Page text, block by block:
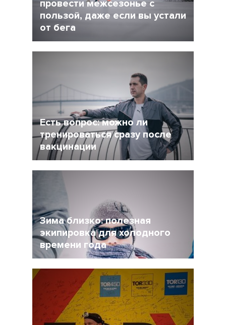
провести межсезонье с
пользой, даже если вы устали
от бега
сезона у многих возникает вопрос: как
сделать перерыв в беге, но и не растерять
Есть вопрос: можно ли
тренироваться сразу после
вакцинации
стать частью нормальной жизни.
Зима близко: полезная
экипировка для холодного
времени года